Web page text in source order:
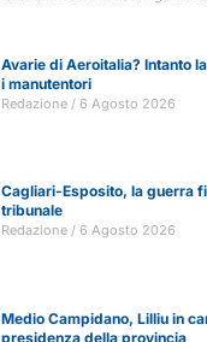
Avarie di Aeroitalia? Intanto
i manutentori
Redazione 6 Agosto 2026
Cagliari-Esposito, la guerra
tribunale
Redazione 6 Agosto 2026
Medio Campidano, Lilliu in
presidenza della provincia